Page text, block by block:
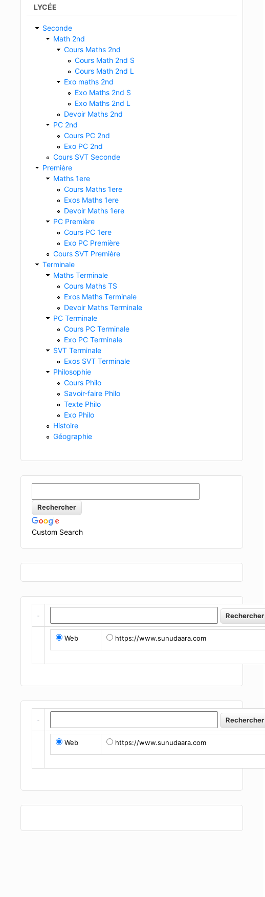
LYCÉE
Seconde
Math 2nd
Cours Maths 2nd
Cours Math 2nd S
Cours Math 2nd L
Exo maths 2nd
Exo Maths 2nd S
Exo Maths 2nd L
Devoir Maths 2nd
PC 2nd
Cours PC 2nd
Exo PC 2nd
Cours SVT Seconde
Première
Maths 1ere
Cours Maths 1ere
Exos Maths 1ere
Devoir Maths 1ere
PC Première
Cours PC 1ere
Exo PC Première
Cours SVT Première
Terminale
Maths Terminale
Cours Maths TS
Exos Maths Terminale
Devoir Maths Terminale
PC Terminale
Cours PC Terminale
Exo PC Terminale
SVT Terminale
Exos SVT Terminale
Philosophie
Cours Philo
Savoir-faire Philo
Texte Philo
Exo Philo
Histoire
Géographie
Custom Search
Web https://www.sunudaara.com
Web https://www.sunudaara.com